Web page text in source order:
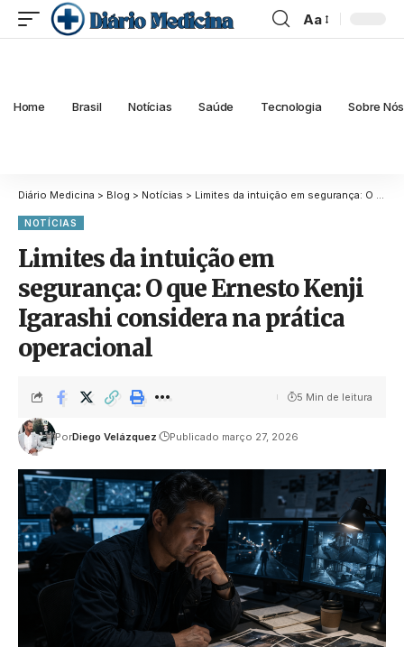
Aa
Home Brasil Notícias Saúde Tecnologia Sobre Nós
Diário Medicina > Blog > Notícias > Limites da intuição em segurança: O que Ernesto Kenji Igarashi considera na prática operacional
NOTÍCIAS
Limites da intuição em
segurança: O que Ernesto Kenji
Igarashi considera na prática
operacional
PorDiego Velázquez Publicado março 27, 2026
5 Min de leitura